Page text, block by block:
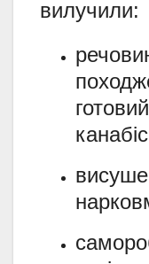
вилучили: